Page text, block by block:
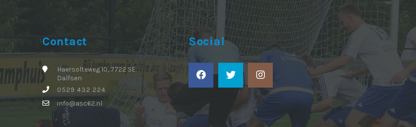
Contact
Haersolteweg 10, 7722 SE
Dalfsen
0529 432 224
info@asc62.nl
Social